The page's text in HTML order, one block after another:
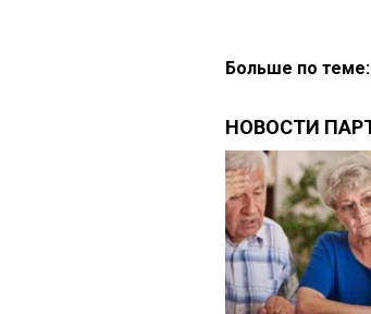
Больше по теме: